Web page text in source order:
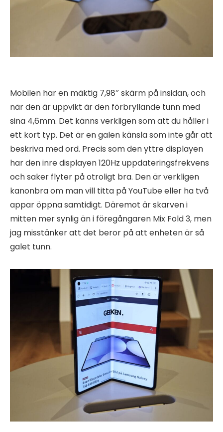
Mobilen har en mäktig 7,98″ skärm på insidan, och
när den är uppvikt är den förbryllande tunn med
sina 4,6mm. Det känns verkligen som att du håller i
ett kort typ. Det är en galen känsla som inte går att
beskriva med ord. Precis som den yttre displayen
har den inre displayen 120Hz uppdateringsfrekvens
och saker flyter på otroligt bra. Den är verkligen
kanonbra om man vill titta på YouTube eller ha två
appar öppna samtidigt. Däremot är skarven i
mitten mer synlig än i föregångaren Mix Fold 3, men
jag misstänker att det beror på att enheten är så
galet tunn.